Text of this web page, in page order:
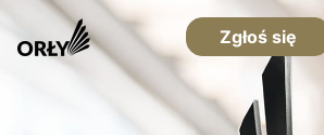
Zgłoś się